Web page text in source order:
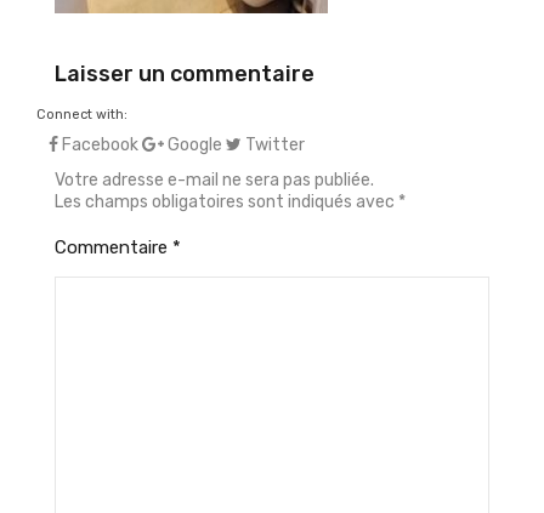
Laisser un commentaire
Connect with:
Facebook Google
Twitter
Votre adresse e-mail ne sera pas publiée.
Les champs obligatoires sont indiqués avec *
Commentaire *